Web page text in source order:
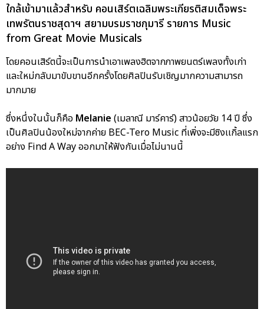
ใกล้เข้ามาแล้วสำหรับ คอนเสิร์ตเฉลิมพระเกียรติสมเด็จพระ
เทพรัตนราชสุดาฯ สยามบรมราชกุมารี รายการ Music
from Great Movie Musicals
โดยคอนเสิร์ตนี้จะเป็นการนำเอาเพลงฮิตจากภาพยนตร์เพลงทั้งเก่า
และใหม่กลับมาขับขานอีกครั้งโดยศิลปินรับเชิญมากความสามารถ
มากมาย
ซึ่งหนึ่งในนั้นก็คือ Melanie (เมลาณี มาร์คาร์) สาวน้อยวัย 14 ปี ซึ่ง
เป็นศิลปินน้องใหม่จากค่าย BEC-Tero Music ที่เพิ่งจะมีซิงเเกิ้ลแรก
อย่าง Find A Way ออกมาให้ฟังกันเมื่อไม่นานนี้